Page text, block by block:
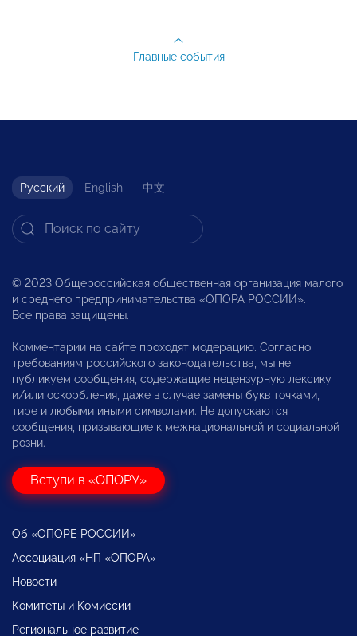
Главные события
Русский English 中文
© 2023 Общероссийская общественная организация малого
и среднего предпринимательства «ОПОРА РОССИИ».
Все права защищены.
Комментарии на сайте проходят модерацию. Согласно
требованиям российского законодательства, мы не
публикуем сообщения, содержащие нецензурную лексику
и/или оскорбления, даже в случае замены букв точками,
тире и любыми иными символами. Не допускаются
сообщения, призывающие к межнациональной и социальной
розни.
Вступи в «ОПОРУ»
Об «ОПОРЕ РОССИИ»
Ассоциация «НП «ОПОРА»
Новости
Комитеты и Комиссии
Региональное развитие